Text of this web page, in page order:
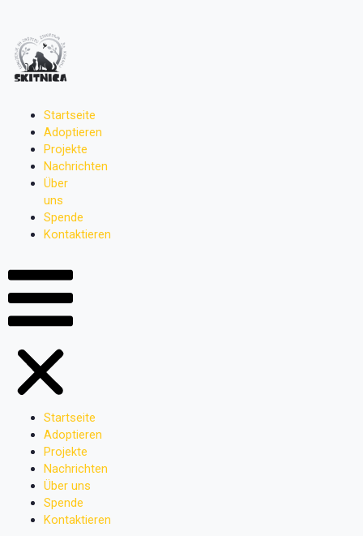
springen
Startseite
Adoptieren
Projekte
Nachrichten
Über
uns
Spende
Kontaktieren
Startseite
Adoptieren
Projekte
Nachrichten
Über uns
Spende
Kontaktieren